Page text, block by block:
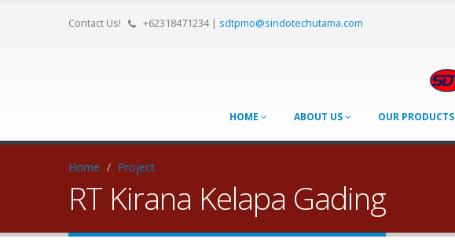
Contact Us! +62318471234 | sdtpmo@sindotechutama.com
HOME ABOUT US OUR PRODUCTS
Home / Project
RT Kirana Kelapa Gading